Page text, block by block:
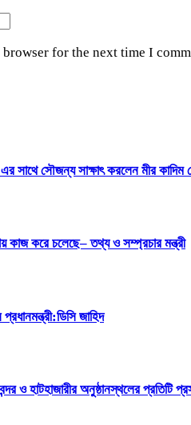
for the next time I
সাথে সৌজন্য সাক্ষাৎ করলেন মীর কাদিম
কাজ করে চলেছে– তথ্য ও সম্প্রচার মন্ত্রী
জাহিদ
ও হাটহাজারীর অনুষ্ঠানস্থলের প্রতিটি